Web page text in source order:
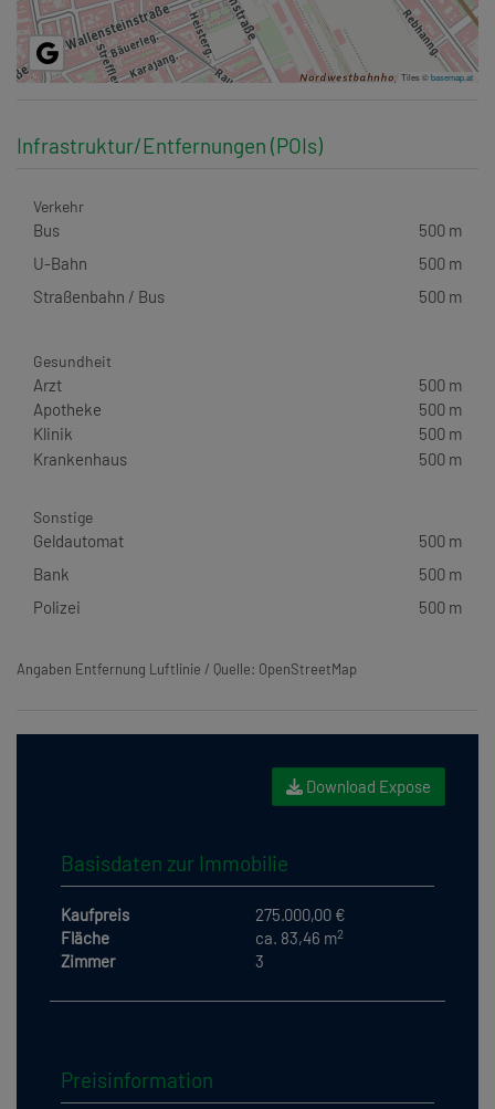
Tiles ©basemap.at
Infrastruktur/Entfernungen (POIs)
Verkehr
Bus
500 m
U-Bahn
500 m
Straßenbahn / Bus
500 m
Gesundheit
Arzt
500 m
Apotheke
500 m
Klinik
500 m
Krankenhaus
500 m
Sonstige
Geldautomat
500 m
Bank
500 m
Polizei
500 m
Angaben Entfernung Luftlinie / Quelle: OpenStreetMap
Download Expose
Basisdaten zur Immobilie
Kaufpreis
275.000,00 €
Fläche
ca. 83,46 m2
Zimmer 3
Preisinformation